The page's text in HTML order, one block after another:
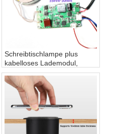
Schreibtischlampe plus
kabelloses Lademodul,
kabelloses
Schreibtischlampen-
Ladegerät, schnelles Qi-
Schnellladen, kabelloses
Lademodul